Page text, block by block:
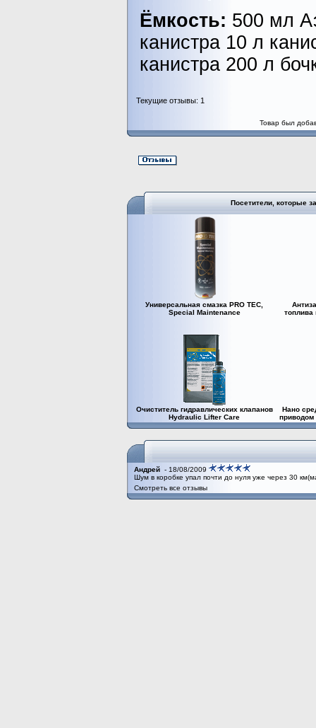
Ёмкость: 500 мл
канистра 10 л
канистра 200 л
Текущие отзывы: 1
Товар был
Посетители, которые
Универсальная смазка PRO TEC,
Special Maintenance
топлива
Очиститель гидравлических клапанов
Hydraulic Lifter Care
Нано
приводом
Андрей - 18/08/2009
Шум в коробке упал почти до нуля уже через 30
Смотреть все отзывы